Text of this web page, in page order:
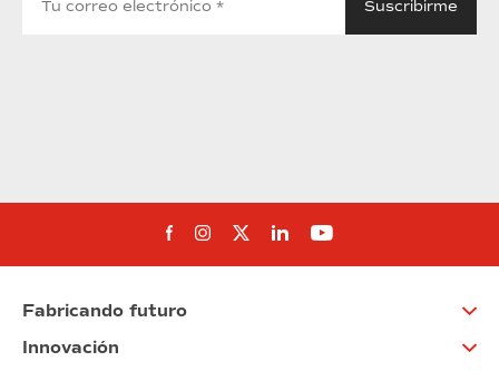
Síguenos en Facebook
Síguenos en Instagram
Síguenos en Twitter
Síguenos en Linkedin
Síguenos en
Fabricando futuro
Innovación